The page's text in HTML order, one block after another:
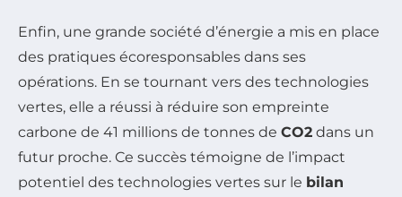
Enfin, une grande société d’énergie a mis en place
des pratiques écoresponsables dans ses
opérations. En se tournant vers des technologies
vertes, elle a réussi à réduire son empreinte
carbone de 41 millions de tonnes de CO2 dans un
futur proche. Ce succès témoigne de l’impact
potentiel des technologies vertes sur le bilan